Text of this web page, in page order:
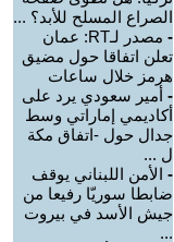
الصراع المسلح للأبد؟ ...
-
مصدر لـRT: عمان
تعلن اتفاقا حول مضيق
هرمز خلال ساعات
- أمير سعودي يرد على
أكاديمي إماراتي وسط
جدال حول -اتفاق مكة
ل ...
- الأمن اللبناني يوقف
ضابطا سوريّا رفيعا من
جيش الأسد في بيروت
...